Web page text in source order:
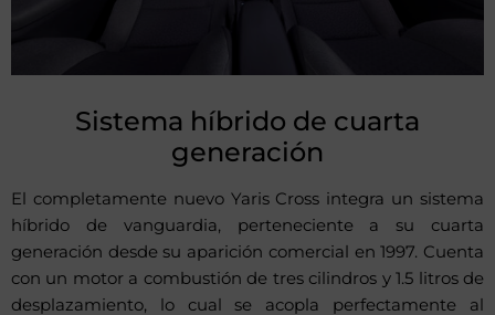
Sistema híbrido de cuarta
generación
El completamente nuevo Yaris Cross integra un sistema
híbrido de vanguardia, perteneciente a su cuarta
generación desde su aparición comercial en 1997. Cuenta
con un motor a combustión de tres cilindros y 1.5 litros de
desplazamiento, lo cual se acopla perfectamente al